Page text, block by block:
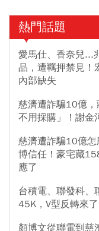
熱門話題
愛馬仕、香奈兒...
品，遭羈押禁見！
內部缺失
慈濟遭詐騙10億
不用採購」！謝金
慈濟遭詐騙10億
博信任！豪宅藏
應了
台積電、聯發科
45K，V型反轉來
顏博文從聯電到慈